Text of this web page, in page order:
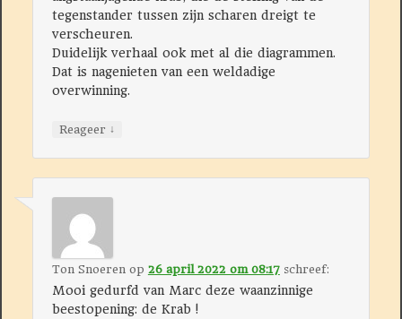
tegenstander tussen zijn scharen dreigt te
verscheuren.
Duidelijk verhaal ook met al die diagrammen.
Dat is nagenieten van een weldadige
overwinning.
Reageer ↓
Ton Snoeren op 26 april 2022 om 08:17 schreef:
Mooi gedurfd van Marc deze waanzinnige
beestopening: de Krab !